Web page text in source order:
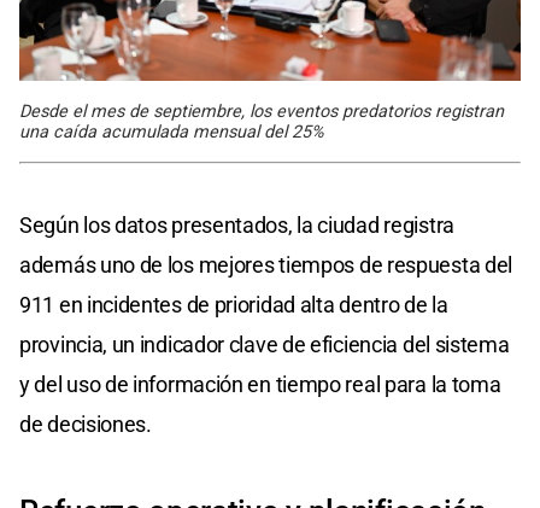
Desde el mes de septiembre, los eventos predatorios registran
una caída acumulada mensual del 25%
Según los datos presentados, la ciudad registra
además uno de los mejores tiempos de respuesta del
911 en incidentes de prioridad alta dentro de la
provincia, un indicador clave de eficiencia del sistema
y del uso de información en tiempo real para la toma
de decisiones.